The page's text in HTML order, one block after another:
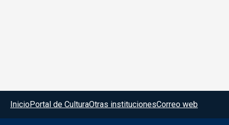
Menú del pie
InicioPortal de CulturaOtras institucionesCorreo web